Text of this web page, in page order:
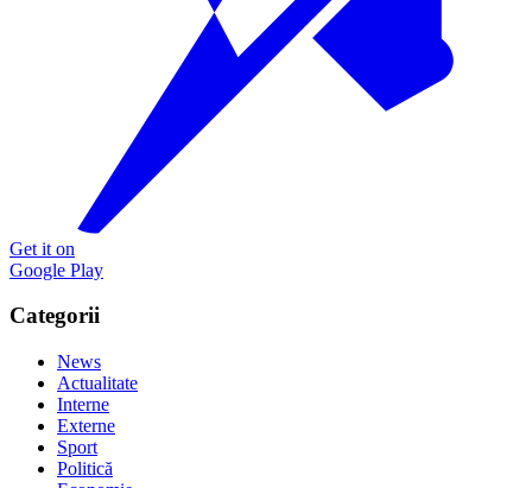
Get it on
Google Play
Categorii
News
Actualitate
Interne
Externe
Sport
Politică